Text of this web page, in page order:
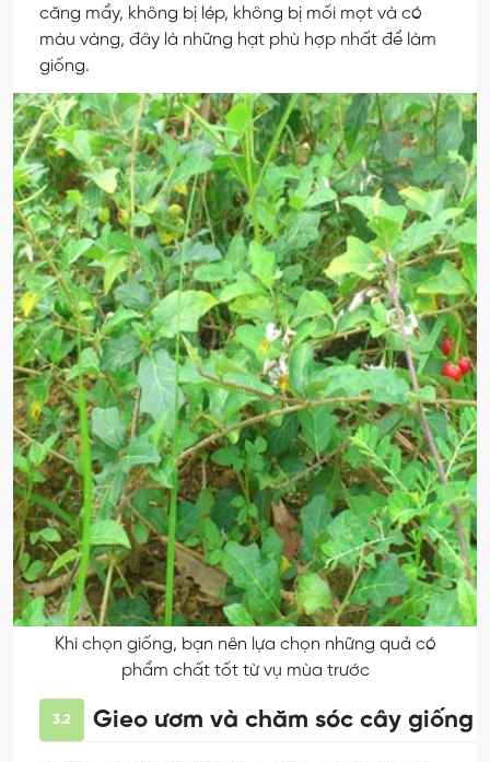
căng mẩy, không bị lép, không bị mối mọt và có
màu vàng, đây là những hạt phù hợp nhất để làm
giống.
Khi chọn giống, bạn nên lựa chọn những quả có
phẩm chất tốt từ vụ mùa trước
3.2 Gieo ươm và chăm sóc cây giống